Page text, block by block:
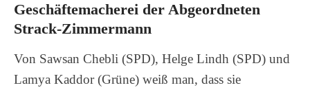
Geschäftemacherei der Abgeordneten
Strack-Zimmermann
Von Sawsan Chebli (SPD), Helge Lindh (SPD) und
Lamya Kaddor (Grüne) weiß man, dass sie